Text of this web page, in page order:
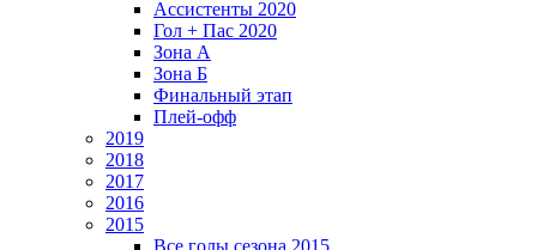
Ассистенты 2020
Гол + Пас 2020
Зона А
Зона Б
Финальный этап
Плей-офф
2019
2018
2017
2016
2015
Все голы сезона 2015